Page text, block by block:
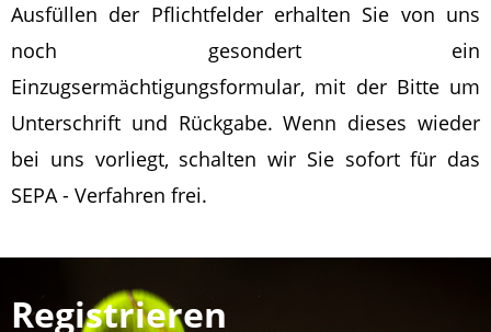
Ausfüllen der Pflichtfelder erhalten Sie von uns
noch gesondert ein
Einzugsermächtigungsformular, mit der Bitte um
Unterschrift und Rückgabe. Wenn dieses wieder
bei uns vorliegt, schalten wir Sie sofort für das
SEPA - Verfahren frei.
Registrieren